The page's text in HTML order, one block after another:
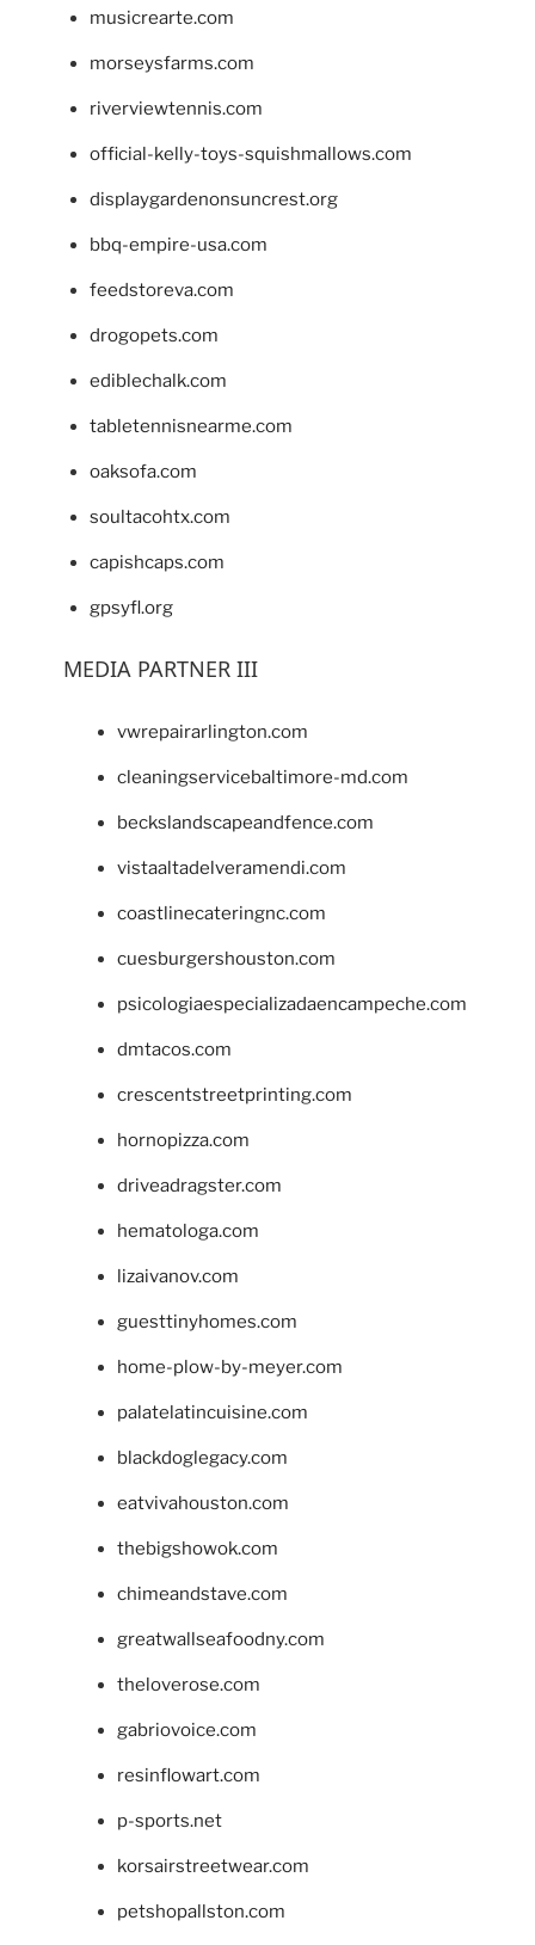
musicrearte.com
morseysfarms.com
riverviewtennis.com
official-kelly-toys-squishmallows.com
displaygardenonsuncrest.org
bbq-empire-usa.com
feedstoreva.com
drogopets.com
ediblechalk.com
tabletennisnearme.com
oaksofa.com
soultacohtx.com
capishcaps.com
gpsyfl.org
MEDIA PARTNER III
vwrepairarlington.com
cleaningservicebaltimore-md.com
beckslandscapeandfence.com
vistaaltadelveramendi.com
coastlinecateringnc.com
cuesburgershouston.com
psicologiaespecializadaencampeche.com
dmtacos.com
crescentstreetprinting.com
hornopizza.com
driveadragster.com
hematologa.com
lizaivanov.com
guesttinyhomes.com
home-plow-by-meyer.com
palatelatincuisine.com
blackdoglegacy.com
eatvivahouston.com
thebigshowok.com
chimeandstave.com
greatwallseafoodny.com
theloverose.com
gabriovoice.com
resinflowart.com
p-sports.net
korsairstreetwear.com
petshopallston.com